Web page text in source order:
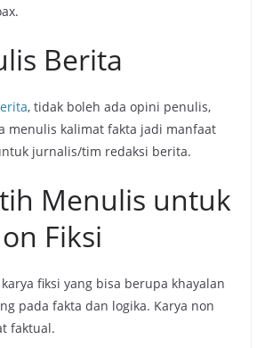
Berita
, tidak boleh ada opini penulis,
menulis kalimat fakta jadi manfaat
jurnalis/tim redaksi berita.
Menulis untuk
Fiksi
fiksi yang bisa berupa khayalan
pada fakta dan logika. Karya non
faktual.